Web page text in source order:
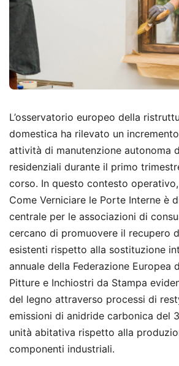
L’osservatorio europeo della
domestica ha rilevato un
attività di manutenzione autonoma
residenziali durante il primo
corso. In questo contesto
Come Verniciare le Porte Interne è
centrale per le associazioni di
cercano di promuovere il recupero
esistenti rispetto alla sostituzione
annuale della Federazione Europea
Pitture e Inchiostri da Stampa
del legno attraverso processi di
emissioni di anidride carbonica del
unità abitativa rispetto alla
componenti industriali.